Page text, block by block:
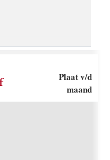
Plaat v/d
maand